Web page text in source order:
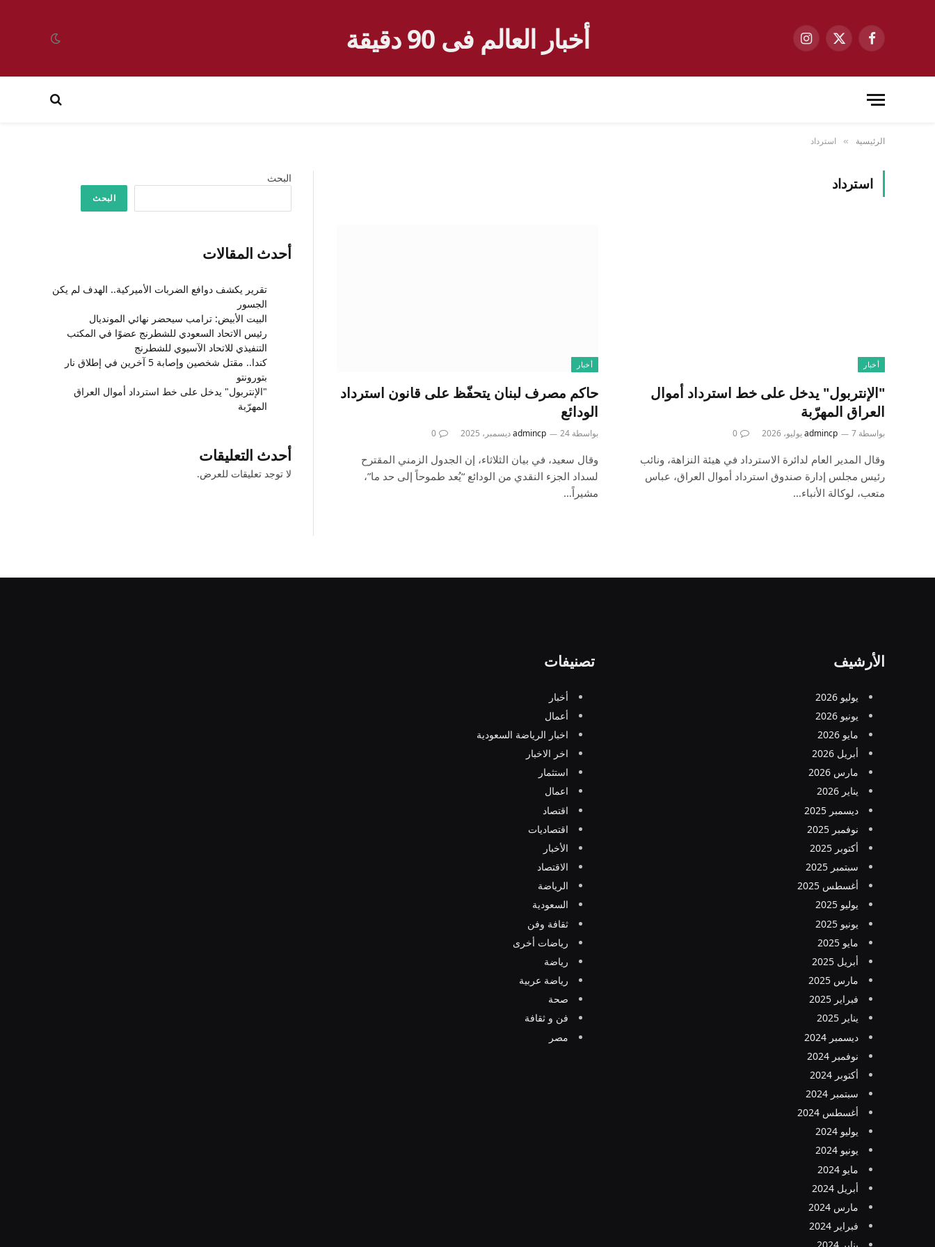
فيسبوكX
الانستغرام أخبار العالم فى 90 دقيقة
الرئيسية » استرداد
استرداد
أخبار
"الإنتربول" يدخل على خط استرداد أموال
العراق المهرّبة
بواسطة admincp 7 يوليو، 2026 0
وقال المدير العام لدائرة الاسترداد في هيئة النزاهة، ونائب
رئيس مجلس إدارة صندوق استرداد أموال العراق، عباس
متعب، لوكالة الأنباء…
أخبار
حاكم مصرف لبنان يتحفّظ على قانون استرداد
الودائع
بواسطة admincp 24 ديسمبر، 2025 0
وقال سعيد، في بيان الثلاثاء، إن الجدول الزمني المقترح
لسداد الجزء النقدي من الودائع “يُعد طموحاً إلى حد ما”،
مشيراً…
البحث
البحث
أحدث المقالات
تقرير يكشف دوافع الضربات الأميركية.. الهدف لم يكن
الجسور
البيت الأبيض: ترامب سيحضر نهائي المونديال
رئيس الاتحاد السعودي للشطرنج عضوًا في المكتب
التنفيذي للاتحاد الآسيوي للشطرنج
كندا.. مقتل شخصين وإصابة 5 آخرين في إطلاق نار
بتورونتو
"الإنتربول" يدخل على خط استرداد أموال العراق
المهرّبة
أحدث التعليقات
لا توجد تعليقات للعرض.
الأرشيف
يوليو 2026
يونيو 2026
مايو 2026
أبريل 2026
مارس 2026
يناير 2026
ديسمبر 2025
نوفمبر 2025
أكتوبر 2025
سبتمبر 2025
أغسطس 2025
يوليو 2025
يونيو 2025
مايو 2025
أبريل 2025
مارس 2025
فبراير 2025
يناير 2025
ديسمبر 2024
نوفمبر 2024
أكتوبر 2024
سبتمبر 2024
أغسطس 2024
يوليو 2024
يونيو 2024
مايو 2024
أبريل 2024
مارس 2024
فبراير 2024
تصنيفات
أخبار
أعمال
اخبار الرياضة السعودية
اخر الاخبار
استثمار
اعمال
اقتصاد
اقتصاديات
الأخبار
الاقتصاد
الرياضة
السعودية
ثقافة وفن
رياضات أخرى
رياضة
رياضة عربية
صحة
فن و ثقافة
مصر